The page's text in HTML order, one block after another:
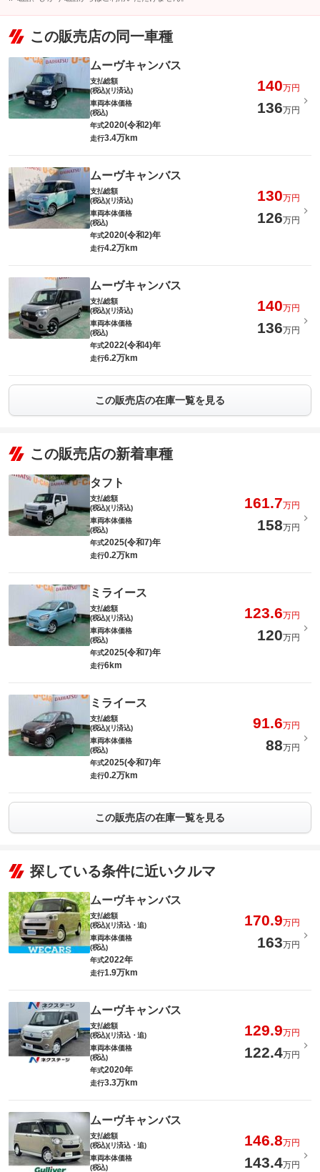
この販売店の同一車種
ムーヴキャンバス
支払総額
(税込)(リ済込)
140万円
車両本体価格
(税込)
136万円
年式2020(令和2)年
走行3.4万km
ムーヴキャンバス
支払総額
(税込)(リ済込)
130万円
車両本体価格
(税込)
126万円
年式2020(令和2)年
走行4.2万km
ムーヴキャンバス
支払総額
(税込)(リ済込)
140万円
車両本体価格
(税込)
136万円
年式2022(令和4)年
走行6.2万km
この販売店の在庫一覧を見る
この販売店の新着車種
タフト
支払総額
(税込)(リ済込)
161.7万円
車両本体価格
(税込)
158万円
年式2025(令和7)年
走行0.2万km
ミライース
支払総額
(税込)(リ済込)
123.6万円
車両本体価格
(税込)
120万円
年式2025(令和7)年
走行6km
ミライース
支払総額
(税込)(リ済込)
91.6万円
車両本体価格
(税込)
88万円
年式2025(令和7)年
走行0.2万km
この販売店の在庫一覧を見る
探している条件に近いクルマ
ムーヴキャンバス
支払総額
(税込)(リ済込・追)
170.9万円
車両本体価格
(税込)
163万円
年式2022年
走行1.9万km
ムーヴキャンバス
支払総額
(税込)(リ済込・追)
129.9万円
車両本体価格
(税込)
122.4万円
年式2020年
走行3.3万km
ムーヴキャンバス
支払総額
(税込)(リ済込・追)
146.8万円
車両本体価格
(税込)
143.4万円